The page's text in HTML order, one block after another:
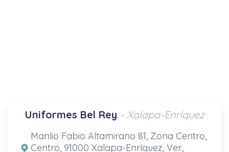
Uniformes Bel Rey - Xalapa-Enríquez
Manlio Fabio Altamirano 81, Zona Centro,
Centro, 91000 Xalapa-Enríquez, Ver.,